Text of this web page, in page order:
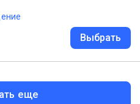
Выбрать
еще